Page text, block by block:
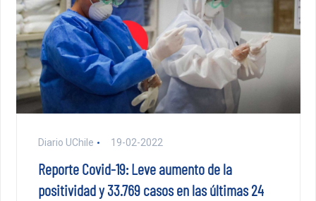
Diario UChile 19-02-2022
Reporte Covid-19: Leve aumento de la
positividad y 33.769 casos en las últimas 24